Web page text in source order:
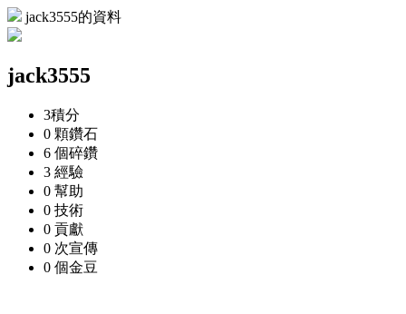
jack3555的資料
jack3555
3積分
0 顆鑽石
6 個碎鑽
3 經驗
0 幫助
0 技術
0 貢獻
0 次宣傳
0 個金豆